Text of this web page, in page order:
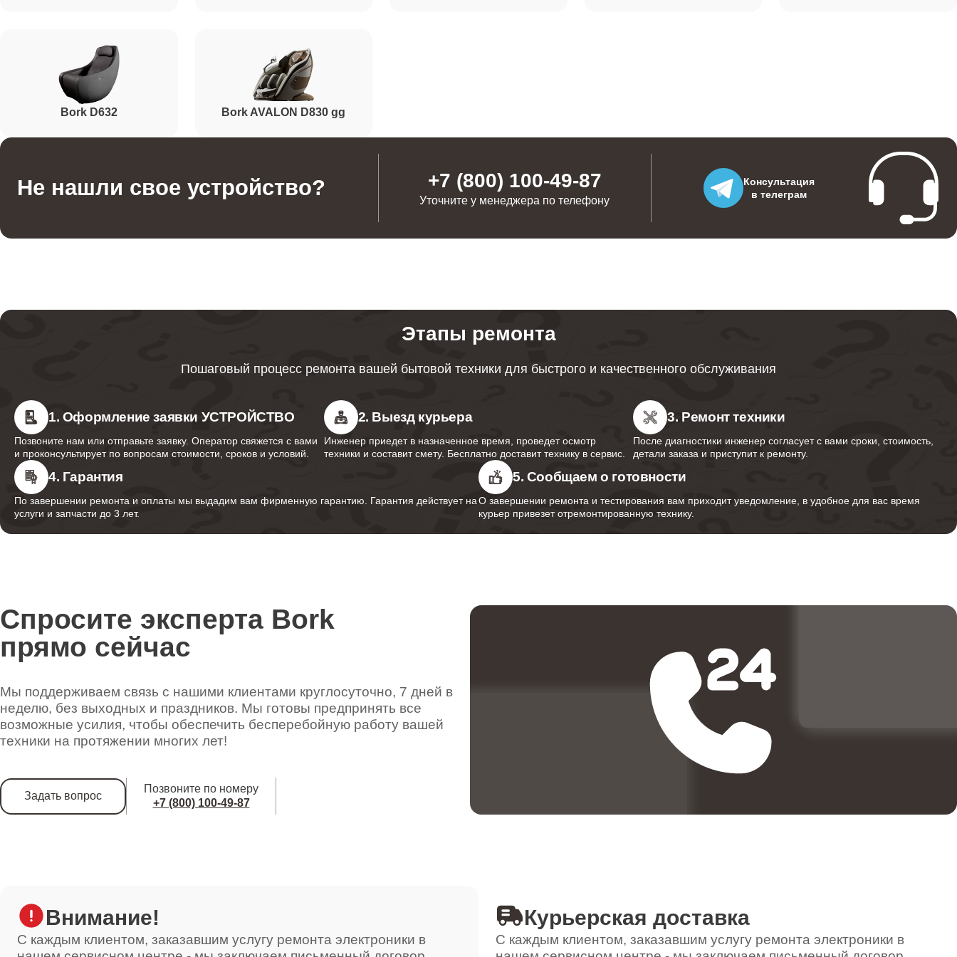
Ремонт проводки
от 110 минут
Ремонт пульта управления
от 70 минут
1200
Ремонт электропроводки
от 100 минут
900
Ремонт купюроприемника
4500
Ремонт вторичного трансформатора
Ремонт микро-лифта
Bork D632 Bork AVALON D830 gg
Не нашли свое устройство? +7 (800) 100-49-87
Уточните у менеджера по телефону
Консультация
в телеграм
Этапы ремонта
Пошаговый процесс ремонта вашей бытовой техники для быстрого и качественного обслуживания
1. Оформление заявки УСТРОЙСТВО
Позвоните нам или отправьте заявку. Оператор свяжется с вами
и проконсультирует по вопросам стоимости, сроков и условий.
2. Выезд курьера
Инженер приедет в назначенное время, проведет осмотр
техники и составит смету. Бесплатно доставит технику в сервис.
3. Ремонт техники
После диагностики инженер согласует с вами сроки, стоимость,
детали заказа и приступит к ремонту.
4. Гарантия
По завершении ремонта и оплаты мы выдадим вам фирменную гарантию. Гарантия действует на
услуги и запчасти до 3 лет.
5. Сообщаем о готовности
О завершении ремонта и тестирования вам приходит уведомление, в удобное для вас время
курьер привезет отремонтированную технику.
Спросите эксперта Bork
прямо сейчас
Мы поддерживаем связь с нашими клиентами круглосуточно, 7 дней в
неделю, без выходных и праздников. Мы готовы предпринять все
возможные усилия, чтобы обеспечить бесперебойную работу вашей
техники на протяжении многих лет!
Задать вопрос
Позвоните по номеру
+7 (800) 100-49-87
Внимание!
С каждым клиентом, заказавшим услугу ремонта электроники в
Курьерская доставка
С каждым клиентом, заказавшим услугу ремонта электроники в